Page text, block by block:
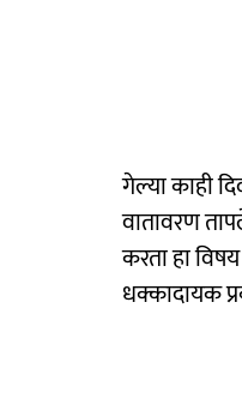
गेल्या काही
वातावरण
करता हा
धक्कादायक